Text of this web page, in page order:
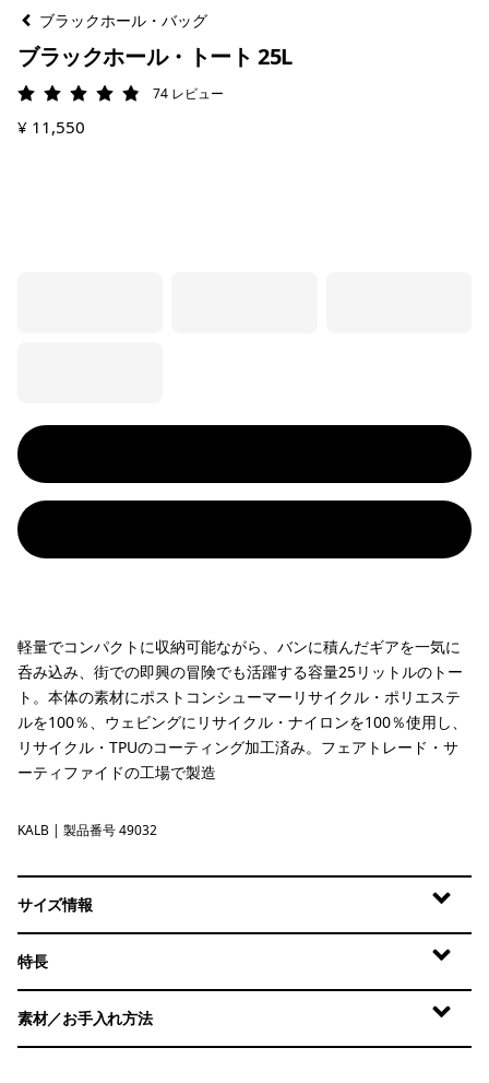
ブラックホール・バッグ
ブラックホール・トート 25L
評価: 4.9 / 5
74 レビュー
¥ 11,550
軽量でコンパクトに収納可能ながら、バンに積んだギアを一気に
呑み込み、街での即興の冒険でも活躍する容量25リットルのトー
ト。本体の素材にポストコンシューマーリサイクル・ポリエステ
ルを100％、ウェビングにリサイクル・ナイロンを100％使用し、
リサイクル・TPUのコーティング加工済み。フェアトレード・サ
ーティファイドの工場で製造
Kaleido: Black
KALB | 製品番号 49032
サイズ情報
特長
素材／お手入れ方法